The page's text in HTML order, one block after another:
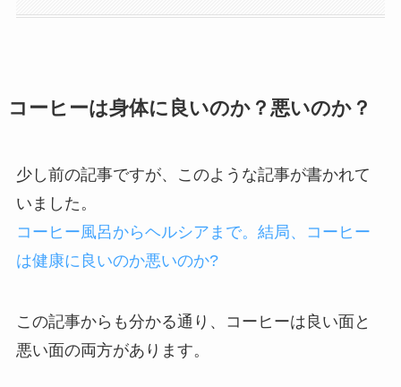
コーヒーは身体に良いのか？悪いのか？
少し前の記事ですが、このような記事が書かれて
いました。
コーヒー風呂からヘルシアまで。結局、コーヒー
は健康に良いのか悪いのか?
この記事からも分かる通り、コーヒーは良い面と
悪い面の両方があります。